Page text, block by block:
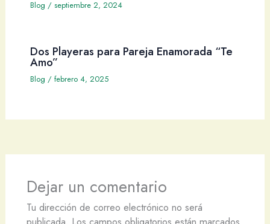
Blog / septiembre 2, 2024
Dos Playeras para Pareja Enamorada “Te
Amo”
Blog / febrero 4, 2025
Dejar un comentario
Tu dirección de correo electrónico no será